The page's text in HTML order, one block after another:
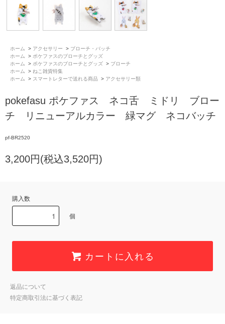
ホーム > アクセサリー > ブローチ・バッチ
ホーム
> ポケファスのブローチとグッズ
ホーム
> ポケファスのブローチとグッズ > ブローチ
ホーム
> ねこ雑貨特集
ホーム
> スマートレターで送れる商品 > アクセサリー類
pokefasu ポケファス ネコ舌 ミドリ ブロー
チ リニューアルカラー 緑マグ ネコバッチ
pf-BR2520
3,200円(税込3,520円)
購入数
個
カートに入れる
返品について
特定商取引法に基づく表記